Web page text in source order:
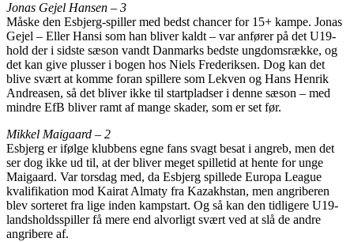
Jonas Gejel Hansen – 3
Måske den Esbjerg-spiller med bedst chancer for 15+ kampe. Jonas
Gejel – Eller Hansi som han bliver kaldt – var anfører på det U19-
hold der i sidste sæson vandt Danmarks bedste ungdomsrække, og
det kan give plusser i bogen hos Niels Frederiksen. Dog kan det
blive svært at komme foran spillere som Lekven og Hans Henrik
Andreasen, så det bliver ikke til startpladser i denne sæson – med
mindre EfB bliver ramt af mange skader, som er set før.
Mikkel Maigaard – 2
Esbjerg er ifølge klubbens egne fans svagt besat i angreb, men det
ser dog ikke ud til, at der bliver meget spilletid at hente for unge
Maigaard. Var torsdag med, da Esbjerg spillede Europa League
kvalifikation mod Kairat Almaty fra Kazakhstan, men angriberen
blev sorteret fra lige inden kampstart. Og så kan den tidligere U19-
landsholdsspiller få mere end alvorligt svært ved at slå de andre
angribere af.